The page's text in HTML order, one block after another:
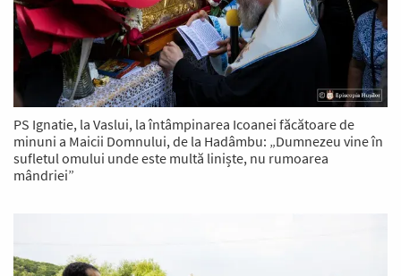
PS Ignatie, la Vaslui, la întâmpinarea Icoanei făcătoare de
minuni a Maicii Domnului, de la Hadâmbu: „Dumnezeu vine în
sufletul omului unde este multă liniște, nu rumoarea
mândriei”